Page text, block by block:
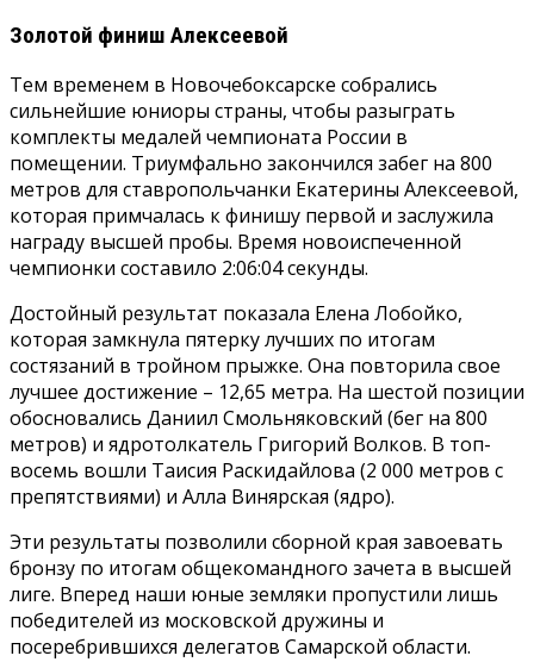
Золотой финиш Алексеевой
Тем временем в Новочебоксарске собрались
сильнейшие юниоры страны, чтобы разыграть
комплекты медалей чемпионата России в
помещении. Триумфально закончился забег на 800
метров для ставропольчанки Екатерины Алексеевой,
которая примчалась к финишу первой и заслужила
награду высшей пробы. Время новоиспеченной
чемпионки составило 2:06:04 секунды.
Достойный результат показала Елена Лобойко,
которая замкнула пятерку лучших по итогам
состязаний в тройном прыжке. Она повторила свое
лучшее достижение – 12,65 метра. На шестой позиции
обосновались Даниил Смольняковский (бег на 800
метров) и ядротолкатель Григорий Волков. В топ-
восемь вошли Таисия Раскидайлова (2 000 метров с
препятствиями) и Алла Винярская (ядро).
Эти результаты позволили сборной края завоевать
бронзу по итогам общекомандного зачета в высшей
лиге. Вперед наши юные земляки пропустили лишь
победителей из московской дружины и
посеребрившихся делегатов Самарской области.